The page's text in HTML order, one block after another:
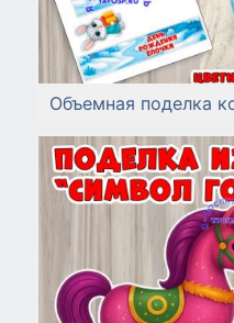
Объемная поделка